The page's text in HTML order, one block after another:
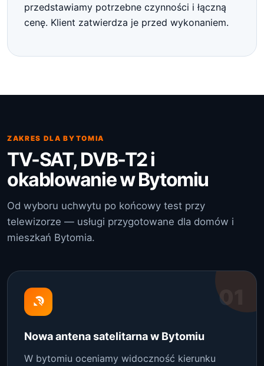
przedstawiamy potrzebne czynności i łączną
cenę. Klient zatwierdza je przed wykonaniem.
ZAKRES DLA BYTOMIA
TV-SAT, DVB-T2 i
okablowanie w Bytomiu
Od wyboru uchwytu po końcowy test przy
telewizorze — usługi przygotowane dla domów i
mieszkań Bytomia.
01
Nowa antena satelitarna w Bytomiu
W bytomiu oceniamy widoczność kierunku